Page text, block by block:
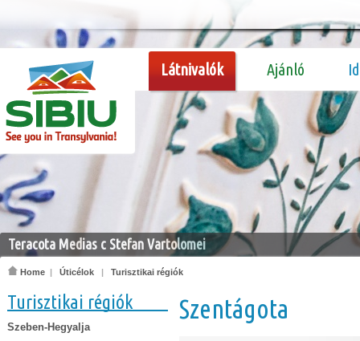
Látnivalók Ajánló
Teracota Medias c Stefan Vartolomei
Home | Úticélok | Turisztikai régiók
Turisztikai régiók
Szeben-Hegyalja
Szentágota